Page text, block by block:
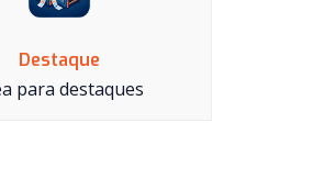
Destaque
para destaques